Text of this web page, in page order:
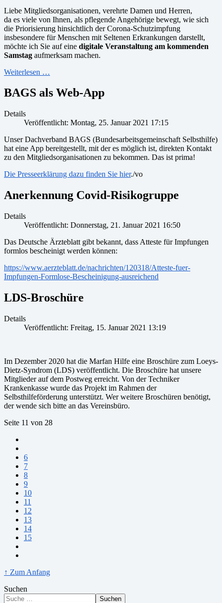
Liebe Mitgliedsorganisationen, verehrte Damen und Herren,
da es viele von Ihnen, als pflegende Angehörige bewegt, wie sich
die Priorisierung hinsichtlich der Corona-Schutzimpfung
insbesondere für Menschen mit Seltenen Erkrankungen darstellt,
möchte ich Sie auf eine digitale Veranstaltung am kommenden
Samstag aufmerksam machen.
Weiterlesen …
BAGS als Web-App
Details
Veröffentlicht: Montag, 25. Januar 2021 17:15
Unser Dachverband BAGS (Bundesarbeitsgemeinschaft Selbsthilfe)
hat eine App bereitgestellt, mit der es möglich ist, direkten Kontakt
zu den Mitgliedsorganisationen zu bekommen. Das ist prima!
Die Presseerklärung dazu finden Sie hier./vo
Anerkennung Covid-Risikogruppe
Details
Veröffentlicht: Donnerstag, 21. Januar 2021 16:50
Das Deutsche Ärzteblatt gibt bekannt, dass Atteste für Impfungen
formlos bescheinigt werden können:
https://www.aerzteblatt.de/nachrichten/120318/Atteste-fuer-
Impfungen-Formlose-Bescheinigung-ausreichend
LDS-Broschüre
Details
Veröffentlicht: Freitag, 15. Januar 2021 13:19
Im Dezember 2020 hat die Marfan Hilfe eine Broschüre zum Loeys-
Dietz-Syndrom (LDS) veröffentlicht. Die Broschüre hat unsere
Mitglieder auf dem Postweg erreicht. Von der Techniker
Krankenkasse wurde das Projekt im Rahmen der
Selbsthilfeförderung unterstützt. Wer weitere Broschüren benötigt,
der wende sich bitte an das Vereinsbüro.
Seite 11 von 28
6
7
8
9
10
11
12
13
14
15
↑ Zum Anfang
Suchen
Suchen